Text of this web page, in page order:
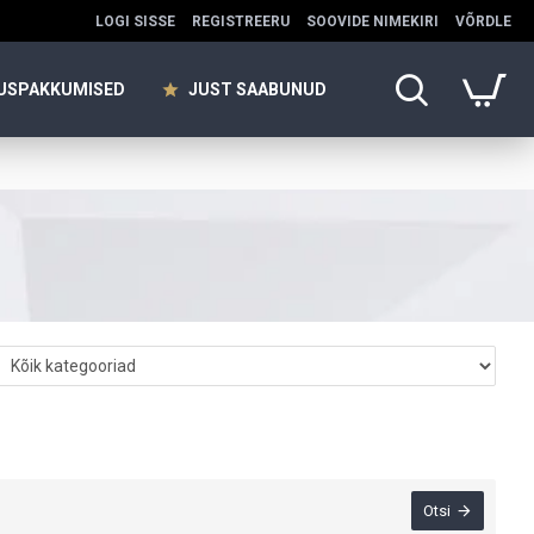
LOGI SISSE REGISTREERU SOOVIDE NIMEKIRI VÕRDLE
JUST SAABUNUD
Otsi